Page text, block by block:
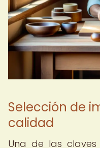
Selección de
calidad
Una de las